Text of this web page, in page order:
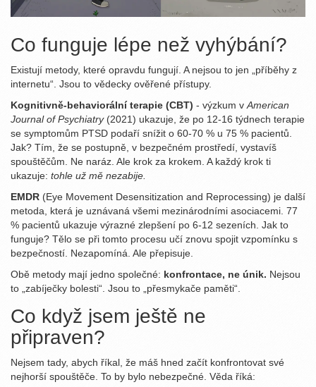
Co funguje lépe než vyhýbání?
Existují metody, které opravdu fungují. A nejsou to jen „příběhy z
internetu“. Jsou to vědecky ověřené přístupy.
Kognitivně-behaviorální terapie (CBT) - výzkum vAmerican
Journal of Psychiatry(2021) ukazuje, že po 12-16 týdnech terapie
se symptomům PTSD podaří snížit o 60-70 % u 75 % pacientů.
Jak? Tím, že se postupně, v bezpečném prostředí, vystavíš
spouštěčům. Ne naráz. Ale krok za krokem. A každý krok ti
ukazuje: tohle už mě nezabije.
EMDR (Eye Movement Desensitization and Reprocessing) je další
metoda, která je uznávaná všemi mezinárodními asociacemi. 77
% pacientů ukazuje výrazné zlepšení po 6-12 sezeních. Jak to
funguje? Tělo se při tomto procesu učí znovu spojit vzpomínku s
bezpečností. Nezapomíná. Ale přepisuje.
Obě metody mají jedno společné: konfrontace, ne únik. Nejsou
to „zabíječky bolesti“. Jsou to „přesmykače paměti“.
Co když jsem ještě ne
připraven?
Nejsem tady, abych říkal, že máš hned začít konfrontovat své
nejhorší spouštěče. To by bylo nebezpečné. Věda říká: